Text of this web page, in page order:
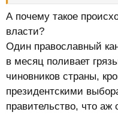
А почему такое
власти?
Один православный
в месяц поливает
чиновников страны,
президентскими
правительство, что